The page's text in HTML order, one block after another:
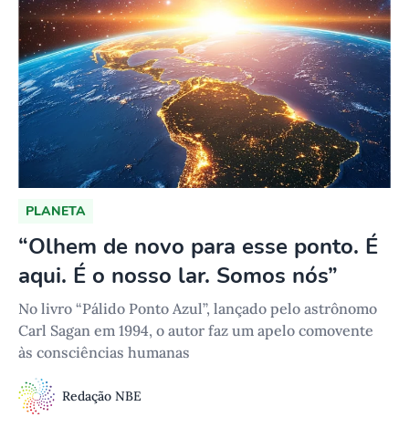
PLANETA
“Olhem de novo para esse ponto. É
aqui. É o nosso lar. Somos nós”
No livro “Pálido Ponto Azul”, lançado pelo astrônomo
Carl Sagan em 1994, o autor faz um apelo comovente
às consciências humanas
Redação NBE